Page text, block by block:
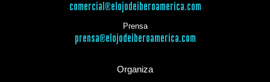
comercial@elojodeiberoamerica.com
Prensa
prensa@elojodeiberoamerica.com
Organiza